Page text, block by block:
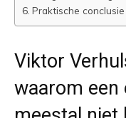
Praktische conclusie
Viktor
waarom een